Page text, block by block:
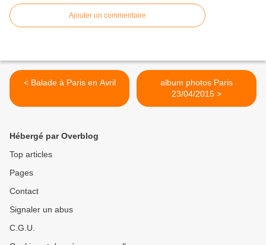
Ajouter un commentaire
< Balade à Paris en Avril
album photos Paris
23/04/2015 >
Hébergé par Overblog
Top articles
Pages
Contact
Signaler un abus
C.G.U.